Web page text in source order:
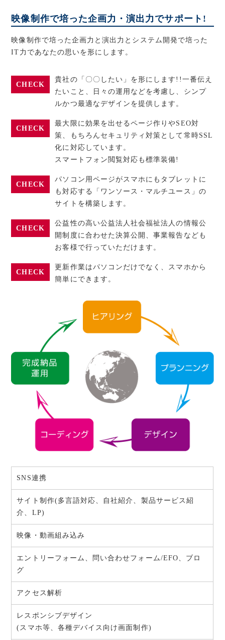
映像制作で培った企画力・演出力でサポート!
映像制作で培った企画力と演出力とシステム開発で培った
IT力であなたの思いを形にします。
CHECK
貴社の「〇〇したい」を形にします!!一番伝え
たいこと、日々の運用などを考慮し、シンプ
ルかつ最適なデザインを提供します。
CHECK
最大限に効果を出せるページ作りやSEO対
策、もちろんセキュリティ対策として常時SSL
化に対応しています。
スマートフォン閲覧対応も標準装備!
CHECK
パソコン用ページがスマホにもタブレットに
も対応する「ワンソース・マルチユース」の
サイトを構築します。
CHECK
公益性の高い公益法人社会福祉法人の情報公
開制度に合わせた決算公開、事業報告なども
お客様で行っていただけます。
CHECK
更新作業はパソコンだけでなく、スマホから
簡単にできます。
SNS連携
サイト制作(多言語対応、自社紹介、製品サービス紹
介、LP)
映像・動画組み込み
エントリーフォーム、問い合わせフォーム/EFO、ブロ
グ
アクセス解析
レスポンシブデザイン
(スマホ等、各種デバイス向け画面制作)